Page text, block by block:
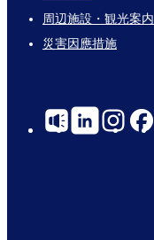
Links周辺施設・観光案内
災害因應措施
Social